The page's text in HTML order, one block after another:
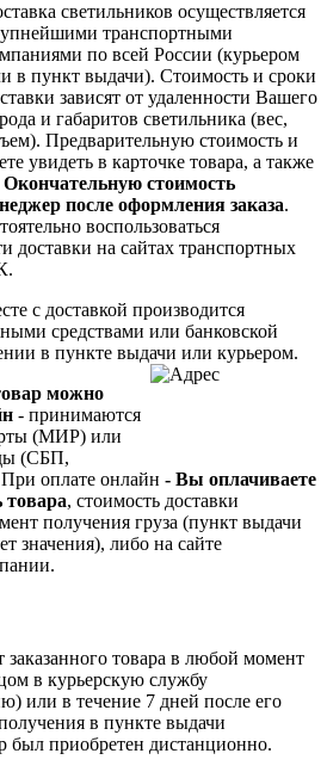
светильников осуществляется
транспортными
по всей России (курьером
в пункт выдачи). Стоимость и сроки
зависят от удаленности Вашего
и габаритов светильника (вес,
Предварительную стоимость и
увидеть в карточке товара, а также
Окончательную стоимость
после оформления заказа.
воспользоваться
доставки на сайтах транспортных
с доставкой производится
средствами или банковской
в пункте выдачи или курьером.
можно
- принимаются
(МИР) или
(СБП,
При оплате онлайн - Вы оплачиваете
товара, стоимость доставки
получения груза (пункт выдачи
значения), либо на сайте
заказанного товара в любой момент
в курьерскую службу
или в течение 7 дней после его
в пункте выдачи
был приобретен дистанционно.